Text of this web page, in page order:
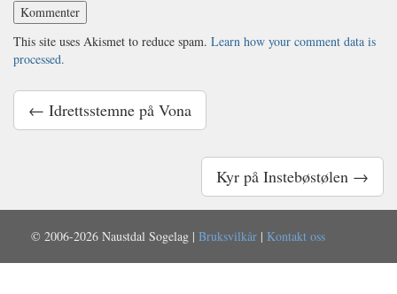
This site uses Akismet to reduce spam. Learn how your comment data is
processed.
← Idrettsstemne på Vona
Kyr på Instebøstølen →
© 2006-2026 Naustdal Sogelag | Bruksvilkår | Kontakt oss